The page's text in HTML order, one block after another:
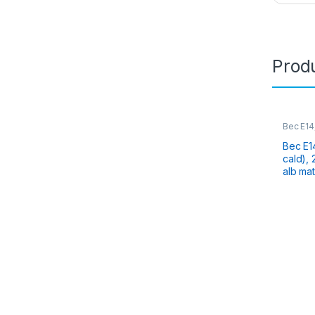
Bec E14
Bec E14 LED,
cald),
alb mat